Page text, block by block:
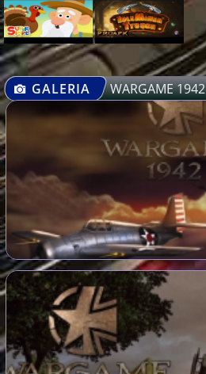
GALERIA WARGAME 1942